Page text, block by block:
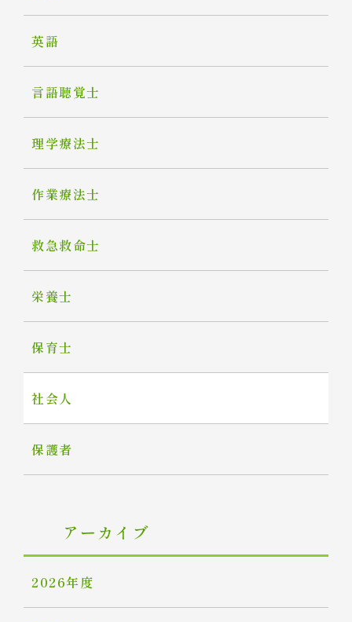
英語
言語聴覚士
理学療法士
作業療法士
救急救命士
栄養士
保育士
社会人
保護者
アーカイブ
2026年度